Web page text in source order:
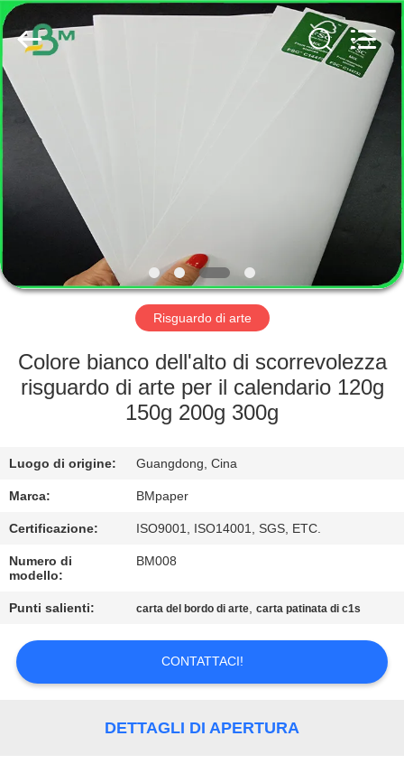
CASA
PRODOTTI
CIRCA
GIRO
FABBRICA
CONTROLLO
QUALITÀ
CONTATTICI
NOTIZIE
CASI
GUANGZHOU
BMPAPER
LTD..
Rights
Reserved.
Risguardo di arte
Colore bianco dell'alto di scorrevolezza
risguardo di arte per il calendario 120g
150g 200g 300g
Luogo di origine: Guangdong, Cina
Marca: BMpaper
Certificazione: ISO9001, ISO14001, SGS, ETC.
Numero di
modello:
BM008
Punti salienti: carta del bordo di arte,carta patinata di c1s
CONTATTACI!
DETTAGLI DI APERTURA